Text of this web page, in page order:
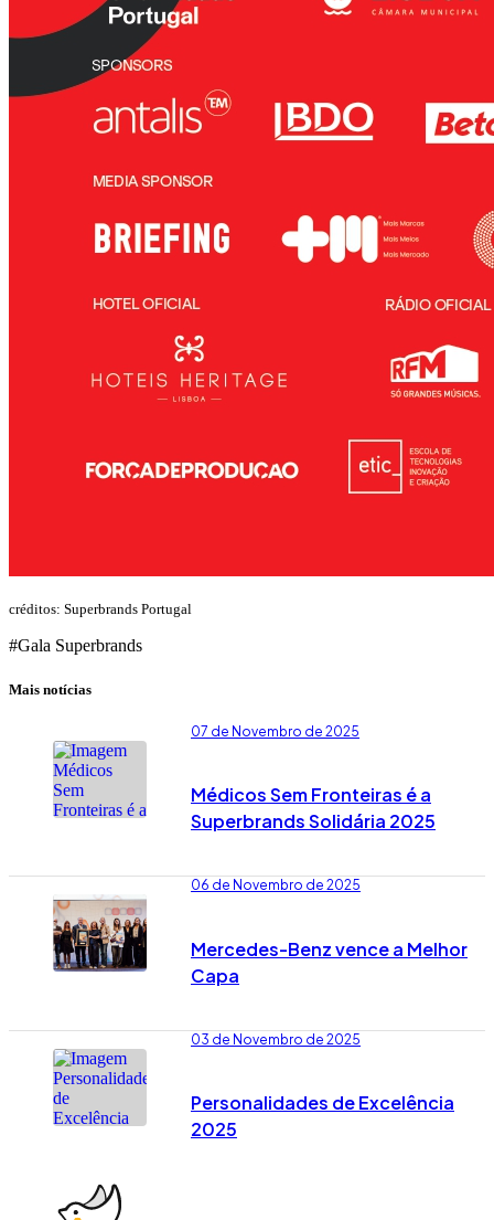
créditos: Superbrands Portugal
#Gala Superbrands
Mais notícias
07 de Novembro de 2025
Médicos Sem Fronteiras é a
Superbrands Solidária 2025
06 de Novembro de 2025
Mercedes-Benz vence a Melhor
Capa
03 de Novembro de 2025
Personalidades de Excelência
2025